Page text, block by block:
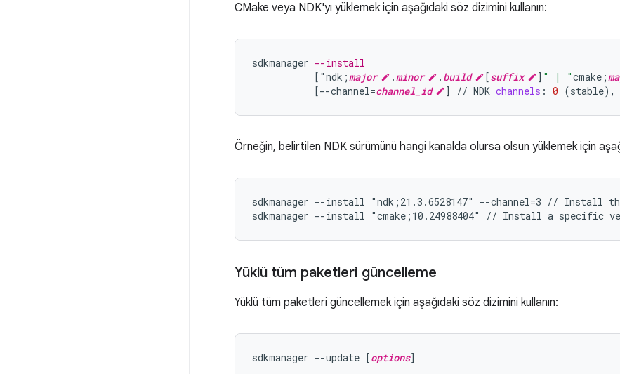
CMake veya NDK'yı yüklemek için aşağıdaki söz dizimini kullanın:
sdkmanager --install
[ "ndk;major .minor . build [suffix ] " | "cmake ;
[--channel=channel_id ] // NDK channels : 0 (stable),
Örneğin, belirtilen NDK sürümünü hangi kanalda olursa olsun yüklemek için
sdkmanager --install "ndk;21.3.6528147" --channel=3 // Install
sdkmanager --install "cmake;10.24988404" // Install a specific
Yüklü tüm paketleri güncelleme
Yüklü tüm paketleri güncellemek için aşağıdaki söz dizimini kullanın:
sdkmanager --update [options